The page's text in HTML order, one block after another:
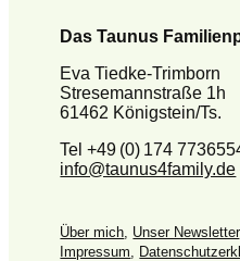
Das Taunus
Eva Tiedke-Trimborn
Stresemannstraße 1h
61462 Königstein/Ts.
Tel +49 (0) 174
info@taunus4family.de
Über mich Unser Newsletter
Impressum